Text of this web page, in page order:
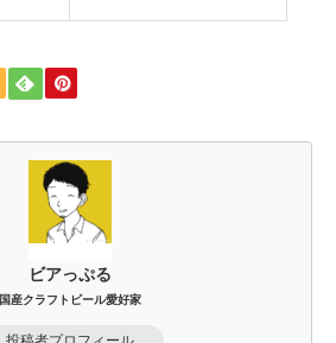
ビアっぷる
国産クラフトビール愛好家